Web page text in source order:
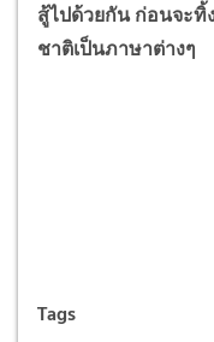
สู้ไปด้วยกัน ก่อนจะ
ชาติเป็นภาษาต่างๆ
Tags